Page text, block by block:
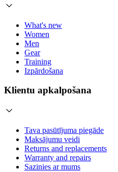
What's new
Women
Men
Gear
Training
Izpārdošana
Klientu apkalpošana
Tava pasūtījuma piegāde
Maksājumu veidi
Returns and replacements
Warranty and repairs
Sazinies ar mums